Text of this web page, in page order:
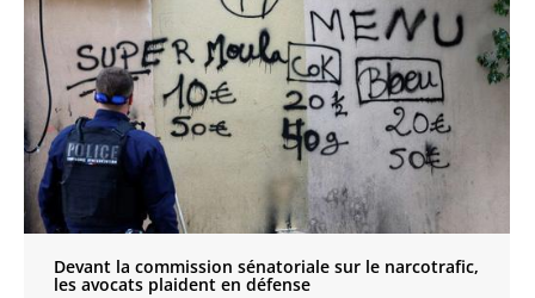
Devant la commission sénatoriale sur le narcotrafic,
les avocats plaident en défense